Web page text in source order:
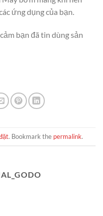
ứng dụng của bạn.
bạn đã tin dùng sản
. Bookmark the permalink.